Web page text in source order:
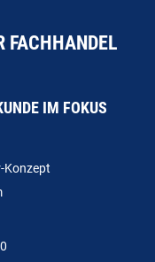
FACHHANDEL
IM FOKUS
Konzept